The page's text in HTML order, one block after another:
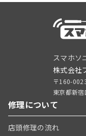
スマホソ
株式会社
〒160-
東京都新
修理について
店頭修理の流れ